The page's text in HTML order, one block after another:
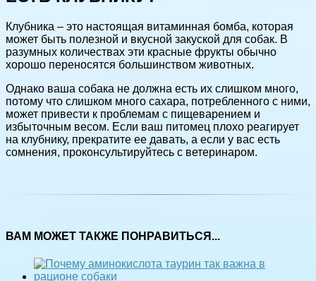
Клубника – это настоящая витаминная бомба, которая
может быть полезной и вкусной закуской для собак. В
разумных количествах эти красные фрукты обычно
хорошо переносятся большинством животных.
Однако ваша собака не должна есть их слишком много,
потому что слишком много сахара, потребленного с ними,
может привести к проблемам с пищеварением и
избыточным весом. Если ваш питомец плохо реагирует
на клубнику, прекратите ее давать, а если у вас есть
сомнения, проконсультируйтесь с ветеринаром.
ВАМ МОЖЕТ ТАКЖЕ ПОНРАВИТЬСЯ...